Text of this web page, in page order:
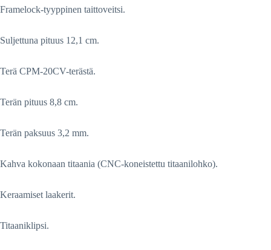
Framelock-tyyppinen taittoveitsi.
Suljettuna pituus 12,1 cm.
Terä CPM-20CV-terästä.
Terän pituus 8,8 cm.
Terän paksuus 3,2 mm.
Kahva kokonaan titaania (CNC-koneistettu titaanilohko).
Keraamiset laakerit.
Titaaniklipsi.